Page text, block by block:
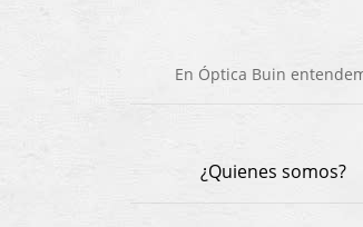
En Óptica Buin
¿Quienes somos?